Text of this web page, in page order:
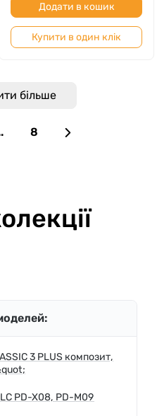
Додати в кошик
Купити в один клік
більше
8
Next page
3 PLUS композит,
PD-X08, PD-M09